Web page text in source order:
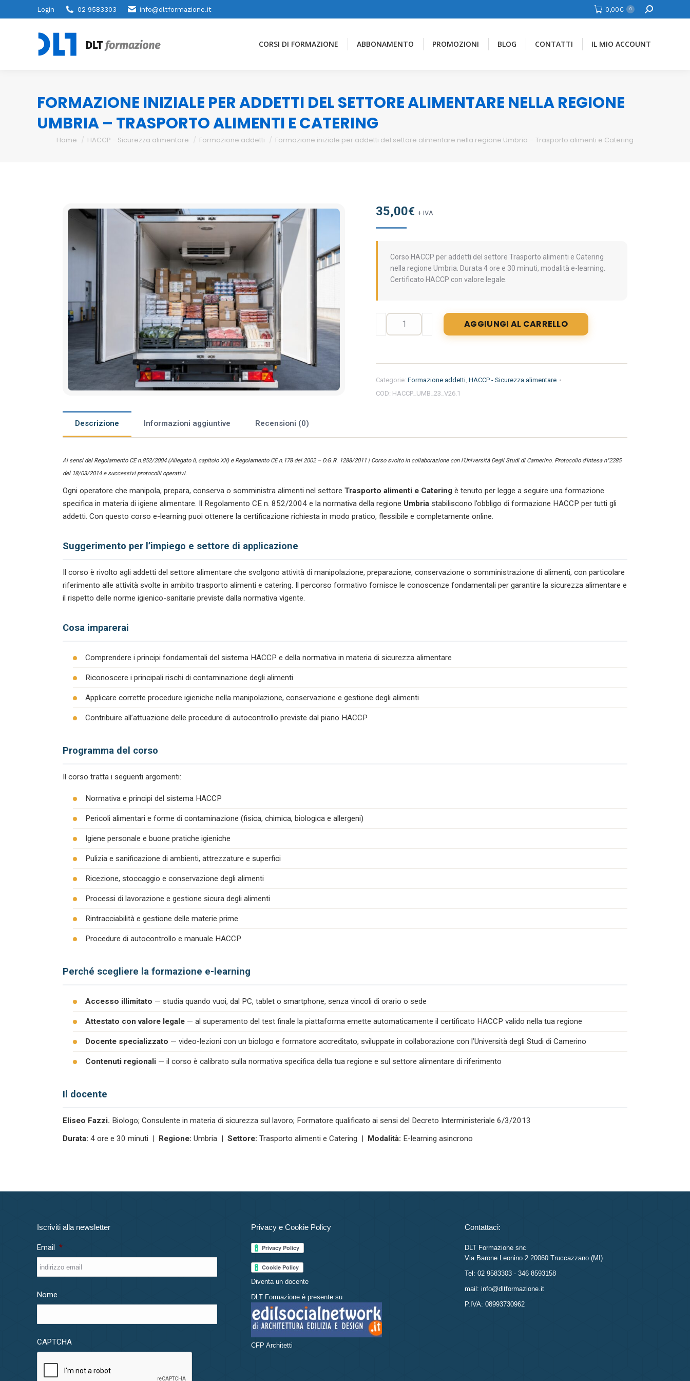
Login 02 9583303 info@dltformazione.it 0,00€ 0 Cerca
CORSI DI FORMAZIONE ABBONAMENTO PROMOZIONI BLOG CONTATTI IL MIO ACCOUNT
FORMAZIONE INIZIALE PER ADDETTI DEL SETTORE ALIMENTARE NELLA REGIONE
UMBRIA – TRASPORTO ALIMENTI E CATERING
You are here:
Home HACCP - Sicurezza alimentare Formazione addetti Formazione iniziale per addetti del settore alimentare nella regione Umbria – Trasporto alimenti e Catering
35,00€ + IVA
Corso HACCP per addetti del settore Trasporto alimenti e Catering
nella regione Umbria. Durata 4 ore e 30 minuti, modalità e-learning.
Certificato HACCP con valore legale.
Formazione
del
alimentare
nella
e
quantità
AGGIUNGI AL CARRELLO
Categorie: Formazione addetti, HACCP - Sicurezza alimentare
COD: HACCP_UMB_23_V26.1
Descrizione Informazioni aggiuntive Recensioni (0)
Ai sensi del Regolamento CE n.852/2004 (Allegato II, capitolo XII) e Regolamento CE n.178 del 2002 – D.G.R. 1288/2011 | Corso svolto in collaborazione con l’Università Degli Studi di Camerino. Protocollo d’intesa n°2285
del 18/03/2014 e successivi protocolli operativi.
Ogni operatore che manipola, prepara, conserva o somministra alimenti nel settore Trasporto alimenti e Catering è tenuto per legge a seguire una formazione
specifica in materia di igiene alimentare. Il Regolamento CE n. 852/2004 e la normativa della regione Umbria stabiliscono l’obbligo di formazione HACCP per tutti gli
addetti. Con questo corso e-learning puoi ottenere la certificazione richiesta in modo pratico, flessibile e completamente online.
Suggerimento per l’impiego e settore di applicazione
Il corso è rivolto agli addetti del settore alimentare che svolgono attività di manipolazione, preparazione, conservazione o somministrazione di alimenti, con particolare
riferimento alle attività svolte in ambito trasporto alimenti e catering. Il percorso formativo fornisce le conoscenze fondamentali per garantire la sicurezza alimentare e
il rispetto delle norme igienico-sanitarie previste dalla normativa vigente.
Cosa imparerai
Comprendere i principi fondamentali del sistema HACCP e della normativa in materia di sicurezza alimentare
Riconoscere i principali rischi di contaminazione degli alimenti
Applicare corrette procedure igieniche nella manipolazione, conservazione e gestione degli alimenti
Contribuire all’attuazione delle procedure di autocontrollo previste dal piano HACCP
Programma del corso
Il corso tratta i seguenti argomenti:
Normativa e principi del sistema HACCP
Pericoli alimentari e forme di contaminazione (fisica, chimica, biologica e allergeni)
Igiene personale e buone pratiche igieniche
Pulizia e sanificazione di ambienti, attrezzature e superfici
Ricezione, stoccaggio e conservazione degli alimenti
Processi di lavorazione e gestione sicura degli alimenti
Rintracciabilità e gestione delle materie prime
Procedure di autocontrollo e manuale HACCP
Perché scegliere la formazione e-learning
Accesso illimitato — studia quando vuoi, dal PC, tablet o smartphone, senza vincoli di orario o sede
Attestato con valore legale — al superamento del test finale la piattaforma emette automaticamente il certificato HACCP valido nella tua regione
Docente specializzato — video-lezioni con un biologo e formatore accreditato, sviluppate in collaborazione con l’Università degli Studi di Camerino
Contenuti regionali — il corso è calibrato sulla normativa specifica della tua regione e sul settore alimentare di riferimento
Il docente
Eliseo Fazzi. Biologo; Consulente in materia di sicurezza sul lavoro; Formatore qualificato ai sensi del Decreto Interministeriale 6/3/2013
Durata: 4 ore e 30 minuti | Regione: Umbria | Settore: Trasporto alimenti e Catering | Modalità: E-learning asincrono
Iscriviti alla newsletter
Email *
Nome
CAPTCHA
Privacy e Cookie Policy
Diventa un docente
DLT Formazione è presente su
CFP Architetti
Contattaci:
DLT Formazione snc
Via Barone Leonino 2 20060 Truccazzano (MI)
Tel: 02 9583303 - 346 8593158
mail: info@dltformazione.it
P.IVA: 08993730962